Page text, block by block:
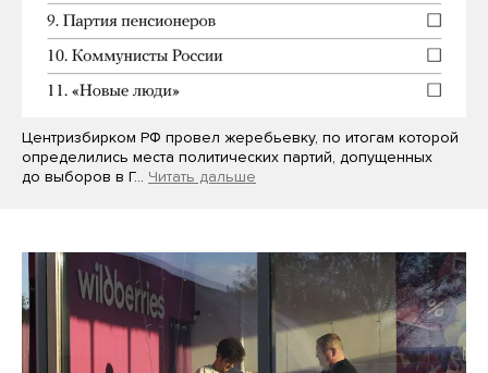
Центризбирком РФ провел жеребьевку, по итогам которой
определились места политических партий, допущенных
до выборов в Г… Читать дальше